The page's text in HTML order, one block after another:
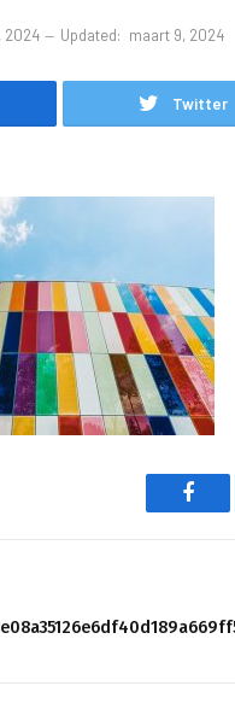
2024 Updated: maart 9, 2024
Twitter